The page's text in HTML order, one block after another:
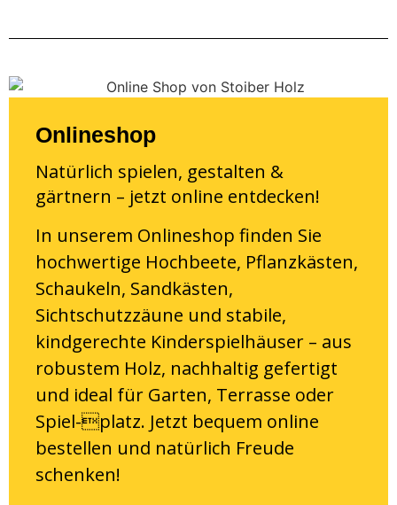
Onlineshop
Natürlich spielen, gestalten &
gärtnern – jetzt online entdecken!
In unserem Onlineshop finden Sie
hochwertige Hochbeete, Pflanzkästen,
Schaukeln, Sandkästen,
Sichtschutzzäune und stabile,
kindgerechte Kinderspielhäuser – aus
robustem Holz, nachhaltig gefertigt
und ideal für Garten, Terrasse oder
Spiel-platz. Jetzt bequem online
bestellen und natürlich Freude
schenken!